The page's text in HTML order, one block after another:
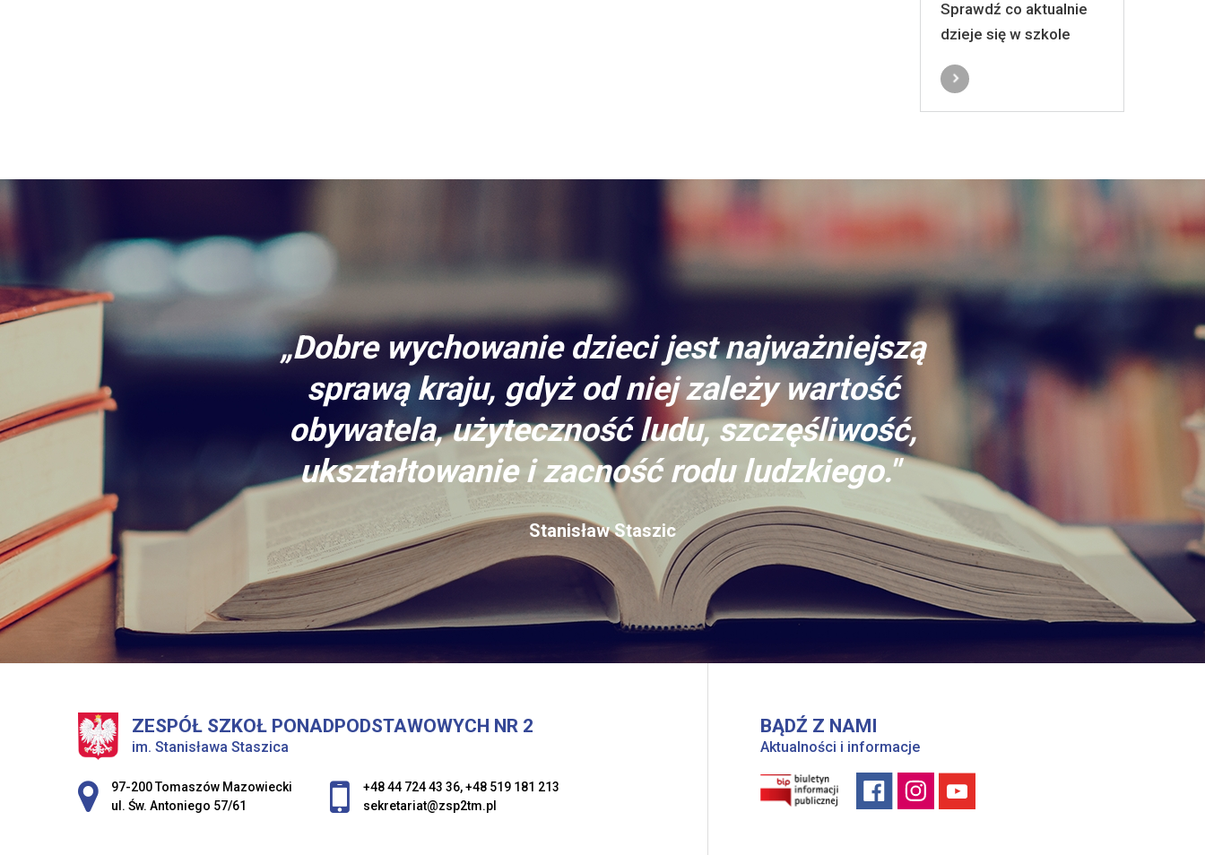
Sprawdź co aktualnie
dzieje się w szkole
„Dobre wychowanie dzieci jest najważniejszą
sprawą kraju, gdyż od niej zależy wartość
obywatela, użyteczność ludu, szczęśliwość,
ukształtowanie i zacność rodu ludzkiego."
Stanisław Staszic
ZESPÓŁ SZKOŁ PONADPODSTAWOWYCH NR 2
im. Stanisława Staszica
Adres pocztowy:
97-200 Tomaszów Mazowiecki
ul. Św. Antoniego 57/61
+48 44 724 43 36,+48 519 181 213
sekretariat@zsp2tm.pl
BĄDŹ Z NAMI
Aktualności i informacje